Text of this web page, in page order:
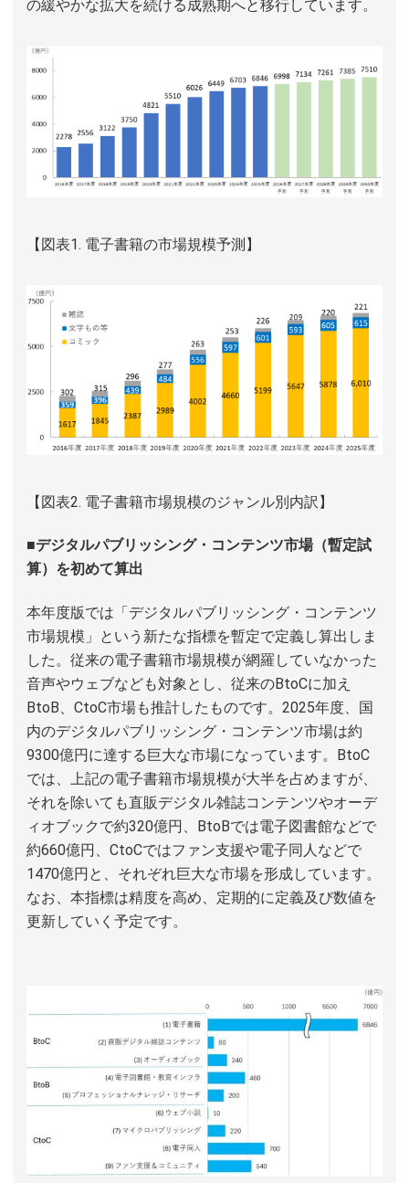
の緩やかな拡大を続ける成熟期へと移行しています。
【図表1. 電子書籍の市場規模予測】
【図表2. 電子書籍市場規模のジャンル別内訳】
■デジタルパブリッシング・コンテンツ市場（暫定試
算）を初めて算出
本年度版では「デジタルパブリッシング・コンテンツ
市場規模」という新たな指標を暫定で定義し算出しま
した。従来の電子書籍市場規模が網羅していなかった
音声やウェブなども対象とし、従来のBtoCに加え
BtoB、CtoC市場も推計したものです。2025年度、国
内のデジタルパブリッシング・コンテンツ市場は約
9300億円に達する巨大な市場になっています。BtoC
では、上記の電子書籍市場規模が大半を占めますが、
それを除いても直販デジタル雑誌コンテンツやオーデ
ィオブックで約320億円、BtoBでは電子図書館などで
約660億円、CtoCではファン支援や電子同人などで
1470億円と、それぞれ巨大な市場を形成しています。
なお、本指標は精度を高め、定期的に定義及び数値を
更新していく予定です。